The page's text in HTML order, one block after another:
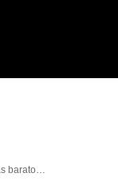
Precio: más baratos primero